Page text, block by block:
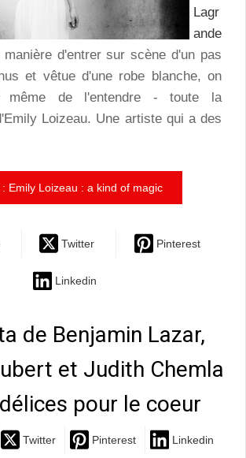
Lagr
ande
d'entrer sur scène d'un pas
et vêtue d'une robe blanche, on
de l'entendre - toute la
Loizeau. Une artiste qui a des
Emily Loizeau : a kind of magic
Twitter Pinterest
Linkedin
de Benjamin Lazar,
et Judith Chemla
pour le coeur
Twitter Pinterest Linkedin